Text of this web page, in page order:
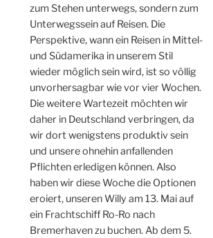
zum Stehen unterwegs, sondern zum
Unterwegssein auf Reisen. Die
Perspektive, wann ein Reisen in Mittel-
und Südamerika in unserem Stil
wieder möglich sein wird, ist so völlig
unvorhersagbar wie vor vier Wochen.
Die weitere Wartezeit möchten wir
daher in Deutschland verbringen, da
wir dort wenigstens produktiv sein
und unsere ohnehin anfallenden
Pflichten erledigen können. Also
haben wir diese Woche die Optionen
eroiert, unseren Willy am 13. Mai auf
ein Frachtschiff Ro-Ro nach
Bremerhaven zu buchen. Ab dem 5.